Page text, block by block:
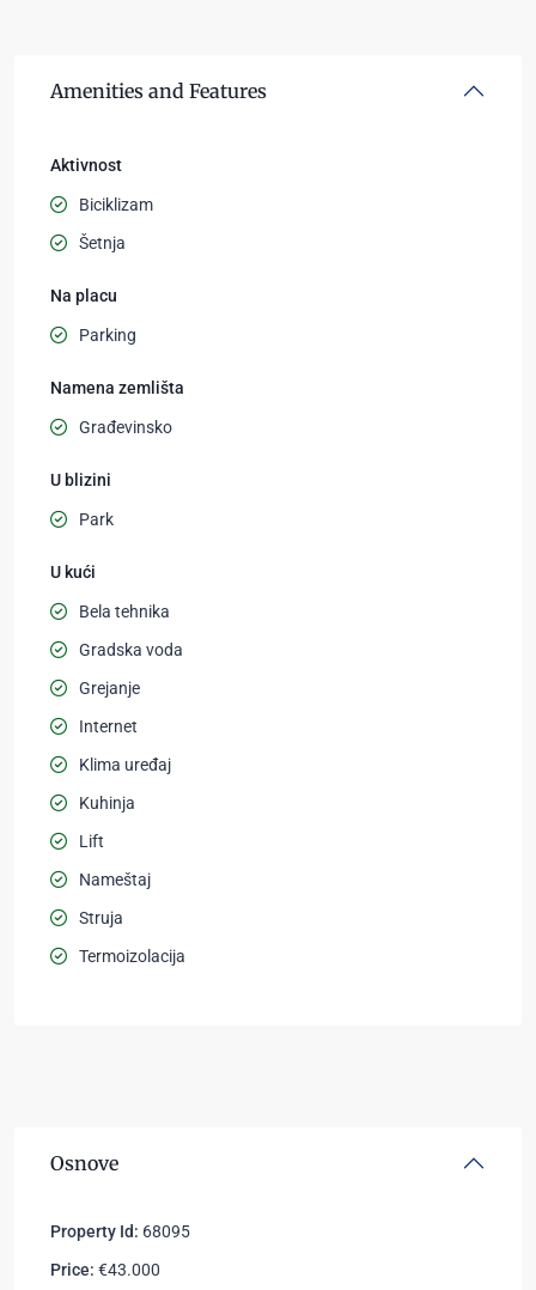
Amenities and Features
Aktivnost
Biciklizam
Šetnja
Na placu
Parking
Namena zemlišta
Građevinsko
U blizini
Park
U kući
Bela tehnika
Gradska voda
Grejanje
Internet
Klima uređaj
Kuhinja
Lift
Nameštaj
Struja
Termoizolacija
Osnove
Property Id: 68095
Price: €43.000